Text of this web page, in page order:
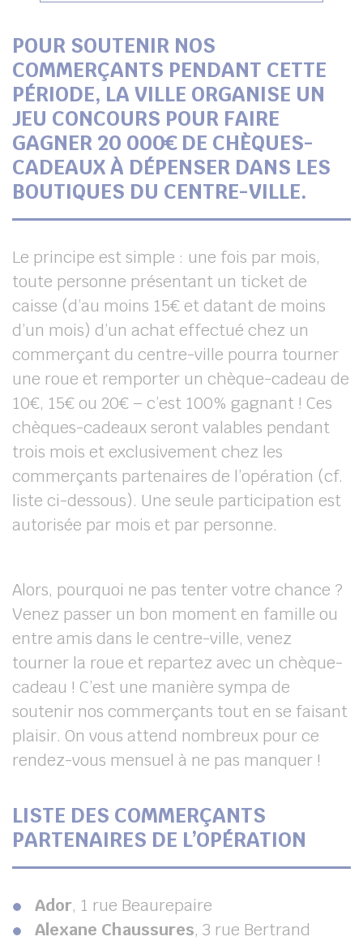
POUR SOUTENIR NOS
COMMERÇANTS PENDANT CETTE
PÉRIODE, LA VILLE ORGANISE UN
JEU CONCOURS POUR FAIRE
GAGNER 20 000€ DE CHÈQUES-
CADEAUX À DÉPENSER DANS LES
BOUTIQUES DU CENTRE-VILLE.
Le principe est simple : une fois par mois,
toute personne présentant un ticket de
caisse (d’au moins 15€ et datant de moins
d’un mois) d’un achat effectué chez un
commerçant du centre-ville pourra tourner
une roue et remporter un chèque-cadeau de
10€, 15€ ou 20€ – c’est 100% gagnant ! Ces
chèques-cadeaux seront valables pendant
trois mois et exclusivement chez les
commerçants partenaires de l’opération (cf.
liste ci-dessous). Une seule participation est
autorisée par mois et par personne.
Alors, pourquoi ne pas tenter votre chance ?
Venez passer un bon moment en famille ou
entre amis dans le centre-ville, venez
tourner la roue et repartez avec un chèque-
cadeau ! C’est une manière sympa de
soutenir nos commerçants tout en se faisant
plaisir. On vous attend nombreux pour ce
rendez-vous mensuel à ne pas manquer !
LISTE DES COMMERÇANTS
PARTENAIRES DE L’OPÉRATION
Ador, 1 rue Beaurepaire
Alexane Chaussures, 3 rue Bertrand